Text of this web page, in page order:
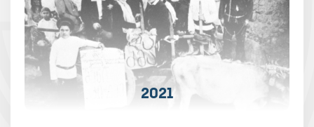
2021